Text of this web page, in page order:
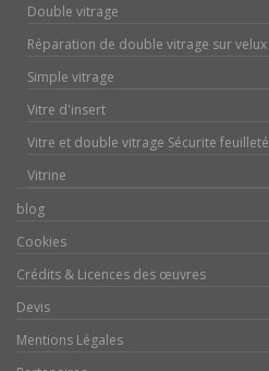
Double vitrage
Réparation de double vitrage sur velux
Simple vitrage
Vitre d'insert
Vitre et double vitrage Sécurite feuilleté
Vitrine
blog
Cookies
Crédits & Licences des œuvres
Devis
Mentions Légales